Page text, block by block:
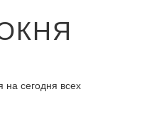
сегодня всех